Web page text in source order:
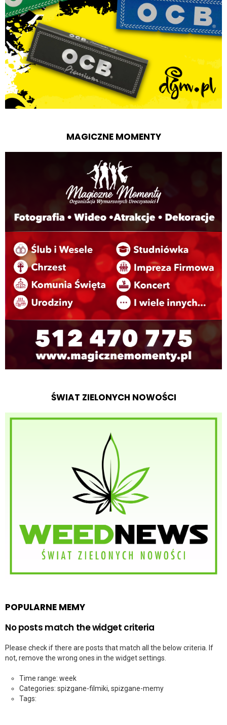
MAGICZNE MOMENTY
ŚWIAT ZIELONYCH NOWOŚCI
POPULARNE MEMY
No posts match the widget criteria
Please check if there are posts that match all the below criteria. If
not, remove the wrong ones in the widget settings.
Time range: week
Categories: spizgane-filmiki, spizgane-memy
Tags: